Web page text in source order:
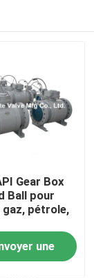
Gear Box
Ball pour
gaz, pétrole,
une